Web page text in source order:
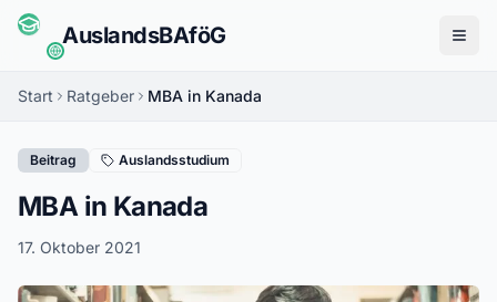
AuslandsBAföG
Start Ratgeber MBA in Kanada
Beitrag Auslandsstudium
MBA in Kanada
17. Oktober 2021